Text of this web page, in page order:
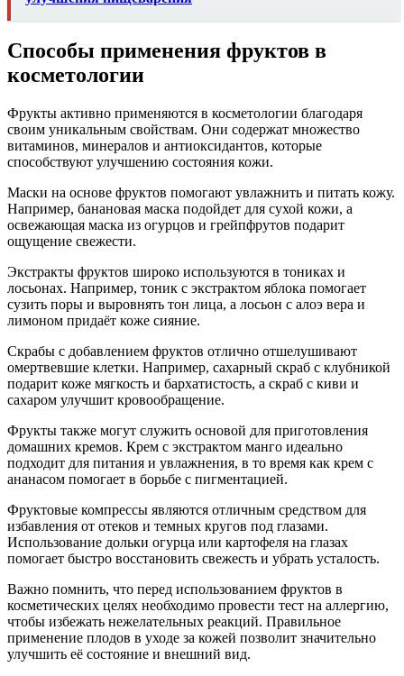
Способы применения фруктов в
косметологии
Фрукты активно применяются в косметологии благодаря
своим уникальным свойствам. Они содержат множество
витаминов, минералов и антиоксидантов, которые
способствуют улучшению состояния кожи.
Маски на основе фруктов помогают увлажнить и питать кожу.
Например, банановая маска подойдет для сухой кожи, а
освежающая маска из огурцов и грейпфрутов подарит
ощущение свежести.
Экстракты фруктов широко используются в тониках и
лосьонах. Например, тоник с экстрактом яблока помогает
сузить поры и выровнять тон лица, а лосьон с алоэ вера и
лимоном придаёт коже сияние.
Скрабы с добавлением фруктов отлично отшелушивают
омертвевшие клетки. Например, сахарный скраб с клубникой
подарит коже мягкость и бархатистость, а скраб с киви и
сахаром улучшит кровообращение.
Фрукты также могут служить основой для приготовления
домашних кремов. Крем с экстрактом манго идеально
подходит для питания и увлажнения, в то время как крем с
ананасом помогает в борьбе с пигментацией.
Фруктовые компрессы являются отличным средством для
избавления от отеков и темных кругов под глазами.
Использование дольки огурца или картофеля на глазах
помогает быстро восстановить свежесть и убрать усталость.
Важно помнить, что перед использованием фруктов в
косметических целях необходимо провести тест на аллергию,
чтобы избежать нежелательных реакций. Правильное
применение плодов в уходе за кожей позволит значительно
улучшить её состояние и внешний вид.